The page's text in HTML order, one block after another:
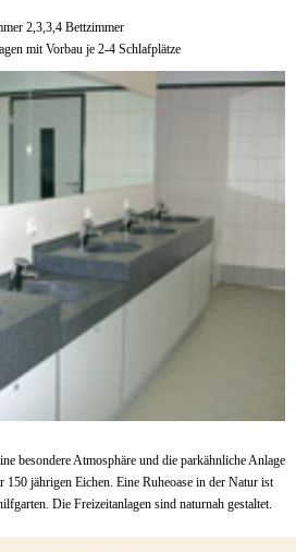
2,3,3,4 Bettzimmer
mit Vorbau je 2-4 Schlafplätze
besondere Atmosphäre und die parkähnliche Anlage
jährigen Eichen. Eine Ruheoase in der Natur ist
Die Freizeitanlagen sind naturnah gestaltet.